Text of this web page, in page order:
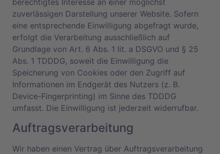
berechtigtes Interesse an einer möglichst
zuverlässigen Darstellung unserer Website. Sofern
eine entsprechende Einwilligung abgefragt wurde,
erfolgt die Verarbeitung ausschließlich auf
Grundlage von Art. 6 Abs. 1 lit. a DSGVO und § 25
Abs. 1 TDDDG, soweit die Einwilligung die
Speicherung von Cookies oder den Zugriff auf
Informationen im Endgerät des Nutzers (z. B.
Device-Fingerprinting) im Sinne des TDDDG
umfasst. Die Einwilligung ist jederzeit widerrufbar.
Auftragsverarbeitung
Wir haben einen Vertrag über Auftragsverarbeitung